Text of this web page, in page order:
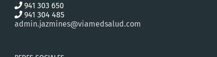
941 303 650
941 304 485
admin.jazmines@viamedsalud.com